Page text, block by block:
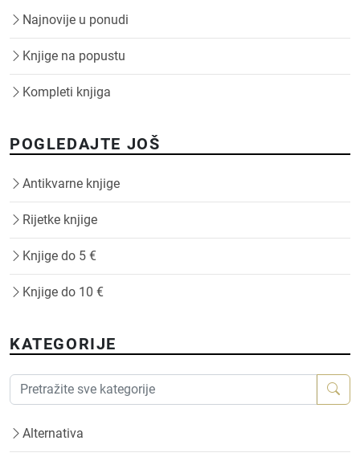
Najnovije u ponudi
Knjige na popustu
Kompleti knjiga
POGLEDAJTE JOŠ
Antikvarne knjige
Rijetke knjige
Knjige do 5 €
Knjige do 10 €
KATEGORIJE
Alternativa